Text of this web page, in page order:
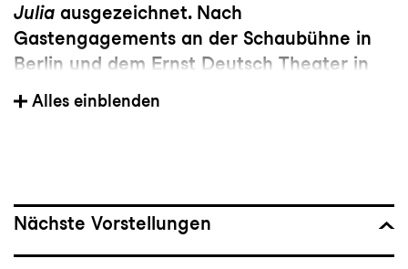
Julia ausgezeichnet. Nach
Gastengagements an der Schaubühne in
Berlin und dem Ernst Deutsch Theater in
Hamburg war sie ab 2008 fest im Ensemble
des Stadttheaters Bern und war dort bis
Jonathan Loosli, Sebastian Klink, Jan
Alles einblenden
Nächste Vorstellungen